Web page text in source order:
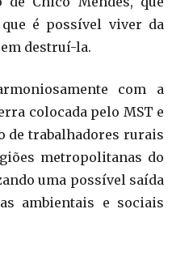
é possível viver da
destruí-la.
com a
colocada pelo MST e
de trabalhadores rurais
metropolitanas do
uma possível saída
ambientais e sociais